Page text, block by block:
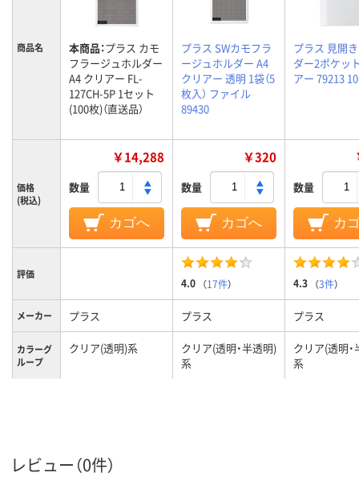
商品名 本商品：プラス カモ
フラージュホルダー
A4 クリアー FL-
127CH-5P 1セット
(100枚)（直送品）
プラス SWカモフラ
ージュホルダー A4
クリアー 透明 1袋（5
枚入） ファイル
89430
プラス 見開
ダー2ポケッ
アー 79213
価格
(税込)
￥14,288
数量
カゴへ
￥320
数量
カゴへ
数量
カ
評価
4.0 （17件） 4.3 （3件）
メーカー プラス プラス プラス
カラーグ
ループ
クリア(透明)系
クリア(透明・半透明)
系
クリア(透明
系
レビュー（0件）